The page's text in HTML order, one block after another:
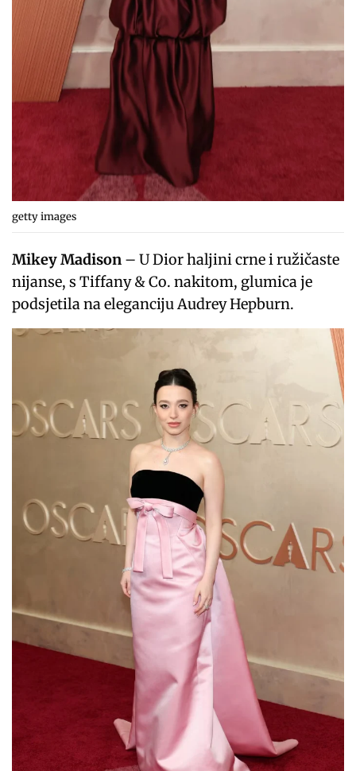
getty images
Mikey Madison – U Dior haljini crne i ružičaste
nijanse, s Tiffany & Co. nakitom, glumica je
podsjetila na eleganciju Audrey Hepburn.